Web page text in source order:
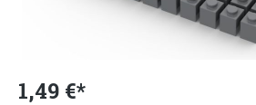
1,49 €*